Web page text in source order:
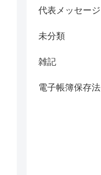
代表メッセージ
未分類
雑記
電子帳簿保存法